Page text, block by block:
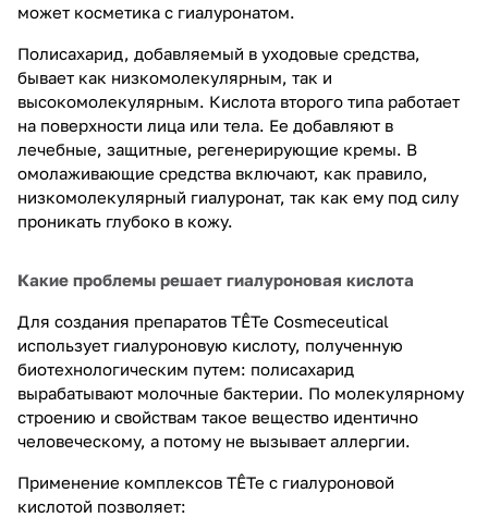
может косметика с гиалуронатом.
Полисахарид, добавляемый в уходовые средства,
бывает как низкомолекулярным, так и
высокомолекулярным. Кислота второго типа работает
на поверхности лица или тела. Ее добавляют в
лечебные, защитные, регенерирующие кремы. В
омолаживающие средства включают, как правило,
низкомолекулярный гиалуронат, так как ему под силу
проникать глубоко в кожу.
Какие проблемы решает гиалуроновая кислота
Для создания препаратов TÊTe Cosmeceutical
использует гиалуроновую кислоту, полученную
биотехнологическим путем: полисахарид
вырабатывают молочные бактерии. По молекулярному
строению и свойствам такое вещество идентично
человеческому, а потому не вызывает аллергии.
Применение комплексов TÊTe с гиалуроновой
кислотой позволяет: